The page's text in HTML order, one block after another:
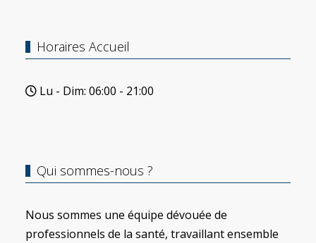
Horaires Accueil
Lu - Dim: 06:00 - 21:00
Qui sommes-nous ?
Nous sommes une équipe dévouée de
professionnels de la santé, travaillant ensemble